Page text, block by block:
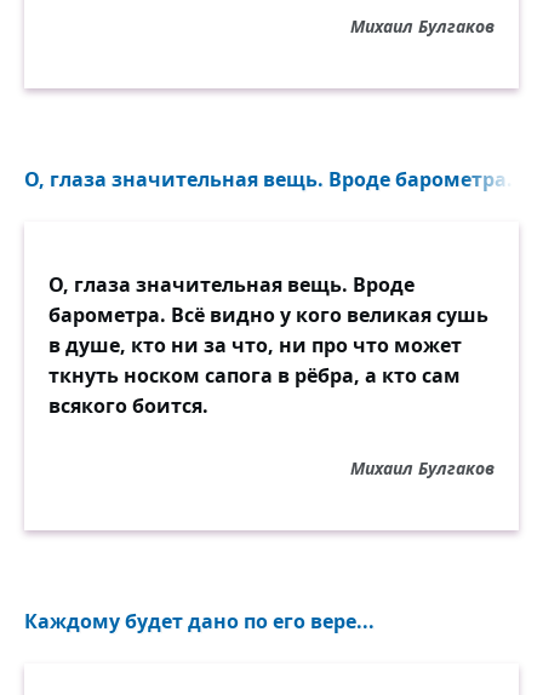
Михаил Булгаков
О, глаза значительная вещь. Вроде барометра...
О, глаза значительная вещь. Вроде
барометра. Всё видно у кого великая сушь
в душе, кто ни за что, ни про что может
ткнуть носком сапога в рёбра, а кто сам
всякого боится.
Михаил Булгаков
Каждому будет дано по его вере...